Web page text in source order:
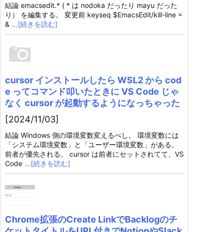
結論 emacsedit.* ( * は nodoka だったり mayu だった
り） を編集する。 変更前 keyseq $EmacsEdit/kill-line =
& …[続きを読む]
cursor インストールしたら WSL2 から cod
e ってコマンド叩いたときに VS Code じゃ
なく cursor が起動するようになっちゃった
[2024/11/03]
結論 Windows 側の環境変数変えるべし。 環境変数には
「システム環境変数」と「ユーザー環境変数」がある。
前者が優先される。 cursor は前者にセットされてて、VS
Code …[続きを読む]
Chrome拡張のCreate LinkでBacklogのチ